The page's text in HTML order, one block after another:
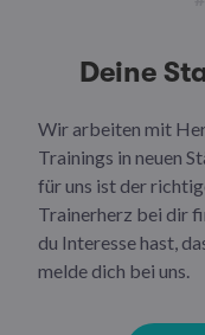
Deine
Wir arbeiten mit
Trainings in neuen
für uns ist der
Trainerherz bei dir
du Interesse hast,
melde dich bei uns.